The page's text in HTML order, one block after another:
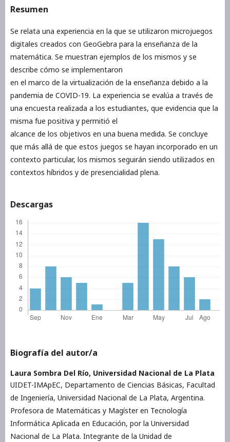
Resumen
Se relata una experiencia en la que se utilizaron microjuegos
digitales creados con GeoGebra para la enseñanza de la
matemática. Se muestran ejemplos de los mismos y se
describe cómo se implementaron
en el marco de la virtualización de la enseñanza debido a la
pandemia de COVID-19. La experiencia se evalúa a través de
una encuesta realizada a los estudiantes, que evidencia que la
misma fue positiva y permitió el
alcance de los objetivos en una buena medida. Se concluye
que más allá de que estos juegos se hayan incorporado en un
contexto particular, los mismos seguirán siendo utilizados en
contextos híbridos y de presencialidad plena.
Descargas
Biografía del autor/a
Laura Sombra Del Río, Universidad Nacional de La Plata
UIDET-IMApEC, Departamento de Ciencias Básicas, Facultad
de Ingeniería, Universidad Nacional de La Plata, Argentina.
Profesora de Matemáticas y Magíster en Tecnología
Informática Aplicada en Educación, por la Universidad
Nacional de La Plata. Integrante de la Unidad de